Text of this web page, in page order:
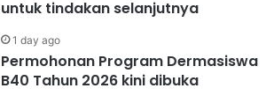
untuk tindakan selanjutnya
1 day ago
Permohonan Program Dermasiswa
B40 Tahun 2026 kini dibuka